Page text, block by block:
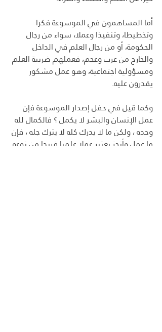
أما المساهمون في الموسوعة فكرا
وتخطيطا، وتنفيذا وعملا، سواء من رجال
الحكومة، أو من رجال العلم في الداخل
والخارج من عرب وعجم، فعملهم ضريبة العلم
ومسؤولية اجتماعية، وهو عمل مشکور
يقدرون عليه.
وكما قيل في حفل إصدار الموسوعة فإن
عمل الإنسان والبشر لا يكمل ؟ فالكمال لله
وحده ، ولكن ما لا يدرك كله لا يترك جله ، فإن
ما عمل وأنجز يعتبر عملا علميا فريدا من نوعه.